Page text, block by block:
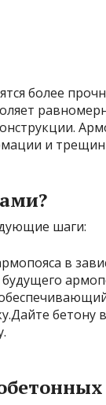
более
и
шаги:
в
будущего
бетону